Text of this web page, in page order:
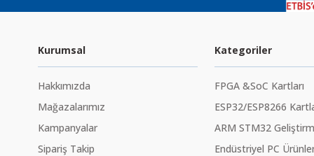
Kurumsal
Hakkımızda
Mağazalarımız
Kampanyalar
Sipariş Takip
Kategoriler
FPGA &SoC Kartları
ESP32/ESP8266
ARM STM32
Endüstriyel PC